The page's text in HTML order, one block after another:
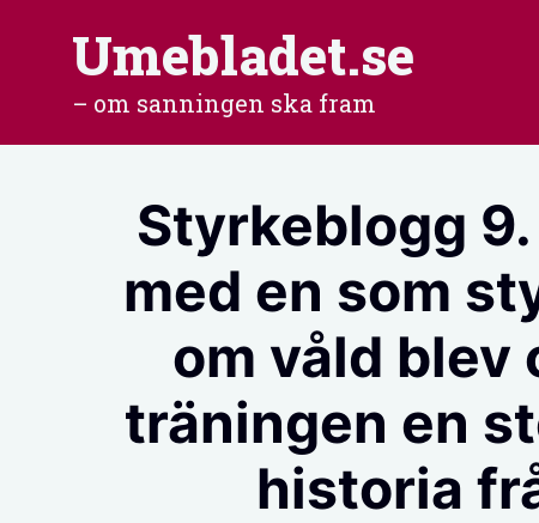
innehåll
Umebladet.se
– om sanningen ska fram
Styrkeblogg
med en som
om våld
träningen en
historia